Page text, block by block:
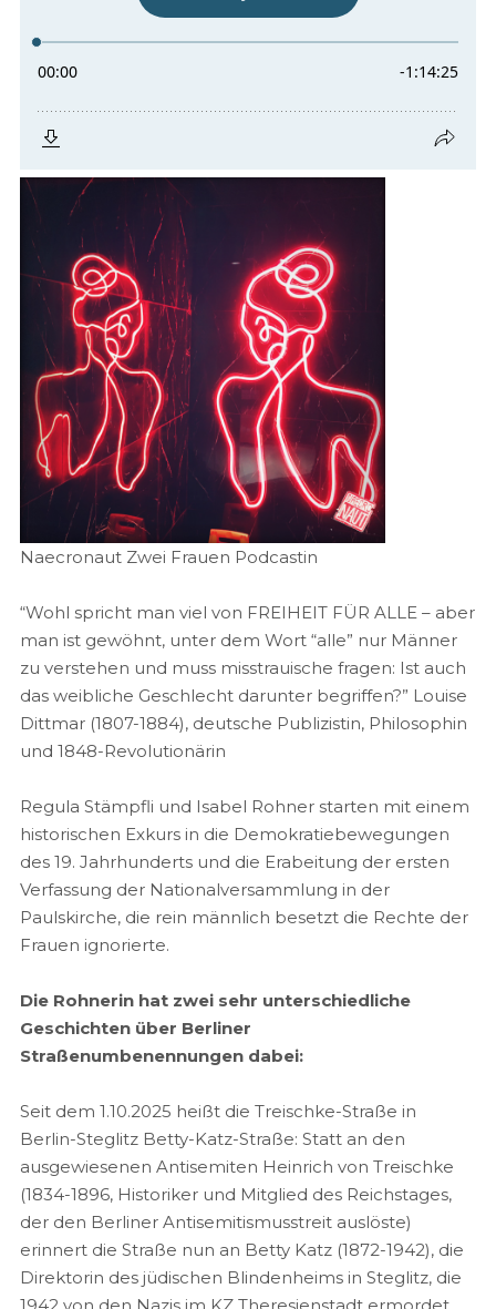
Naecronaut Zwei Frauen Podcastin
“Wohl spricht man viel von FREIHEIT FÜR ALLE – aber
man ist gewöhnt, unter dem Wort “alle” nur Männer
zu verstehen und muss misstrauische fragen: Ist auch
das weibliche Geschlecht darunter begriffen?” Louise
Dittmar (1807-1884), deutsche Publizistin, Philosophin
und 1848-Revolutionärin
Regula Stämpfli und Isabel Rohner starten mit einem
historischen Exkurs in die Demokratiebewegungen
des 19. Jahrhunderts und die Erabeitung der ersten
Verfassung der Nationalversammlung in der
Paulskirche, die rein männlich besetzt die Rechte der
Frauen ignorierte.
Die Rohnerin hat zwei sehr unterschiedliche
Geschichten über Berliner
Straßenumbenennungen dabei:
Seit dem 1.10.2025 heißt die Treischke-Straße in
Berlin-Steglitz Betty-Katz-Straße: Statt an den
ausgewiesenen Antisemiten Heinrich von Treischke
(1834-1896, Historiker und Mitglied des Reichstages,
der den Berliner Antisemitismusstreit auslöste)
erinnert die Straße nun an Betty Katz (1872-1942), die
Direktorin des jüdischen Blindenheims in Steglitz, die